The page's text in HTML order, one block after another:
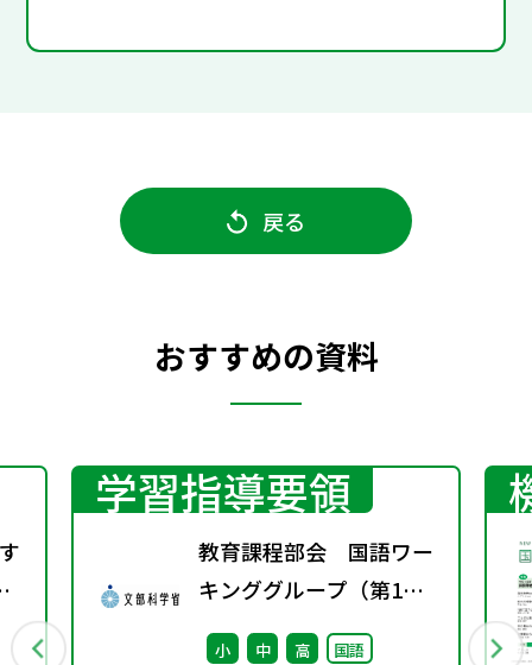
戻る
おすすめの資料
学習指導要領
教育課程部会 国語ワー
キンググループ（第1
回） 配付資料
小 中 高 国語